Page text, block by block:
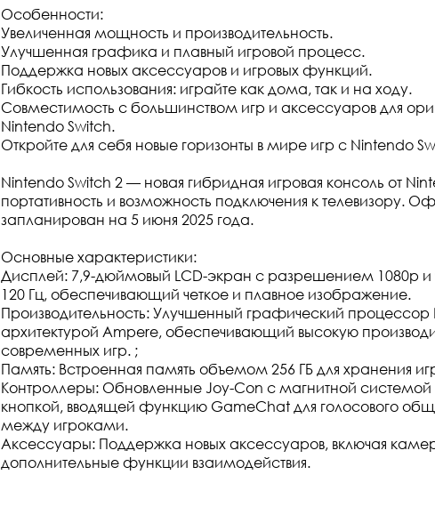
Особенности:
Увеличенная мощность и производительность.
Улучшенная графика и плавный игровой процесс.
Поддержка новых аксессуаров и игровых функций.
Гибкость использования: играйте как дома, так и на ходу.
Совместимость с большинством игр и аксессуаров для
Nintendo Switch.
Откройте для себя новые горизонты в мире игр с Nintendo
Nintendo Switch 2 — новая гибридная игровая консоль от
портативность и возможность подключения к телевизору.
запланирован на 5 июня 2025 года.
Основные характеристики:
Дисплей: 7,9-дюймовый LCD-экран с разрешением 1080p и
120 Гц, обеспечивающий четкое и плавное изображение.
Производительность: Улучшенный графический процессор
архитектурой Ampere, обеспечивающий высокую
современных игр. ;
Память: Встроенная память объемом 256 ГБ для хранения
Контроллеры: Обновленные Joy-Con с магнитной
кнопкой, вводящей функцию GameChat для голосового
между игроками.
Аксессуары: Поддержка новых аксессуаров, включая
дополнительные функции взаимодействия.